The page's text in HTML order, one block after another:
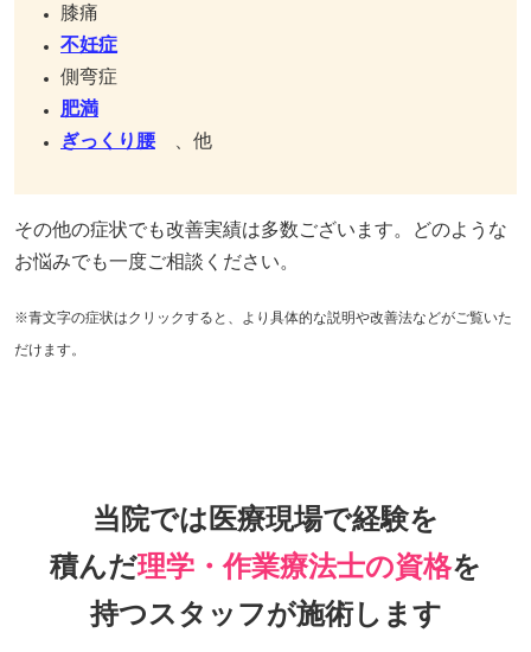
膝痛
不妊症
側弯症
肥満
ぎっくり腰
、他
その他の症状でも改善実績は多数ございます。どのような
お悩みでも一度ご相談ください。
※青文字の症状はクリックすると、より具体的な説明や改善法などがご覧いた
だけます。
当院では医療現場で経験を
積んだ理学・作業療法士の資格を
持つスタッフが施術します